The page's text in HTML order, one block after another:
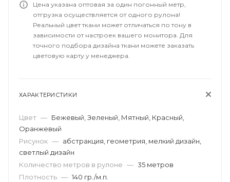
Цена указана оптовая за один погонный метр,
отгрузка осуществляется от одного рулона!
Реальный цвет ткани может отличаться по тону в
зависимости от настроек вашего монитора. Для
точного подбора дизайна ткани можете заказать
цветовую карту у менеджера.
ХАРАКТЕРИСТИКИ
Цвет — Бежевый, Зеленый, Мятный, Красный,
Оранжевый
Рисунок — абстракция, геометрия, мелкий дизайн,
светлый дизайн
Количество метров в рулоне — 35 метров
Плотность — 140 гр./м.п.